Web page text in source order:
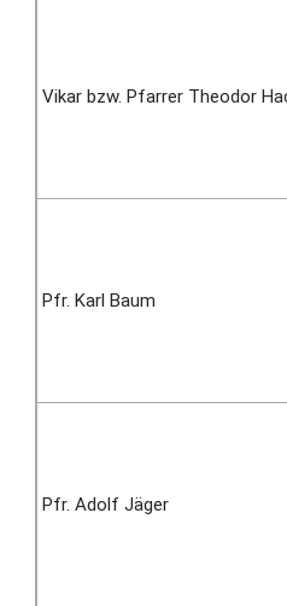
Vikar bzw. Pfarrer Theodor
Pfr. Karl Baum
Pfr. Adolf Jäger